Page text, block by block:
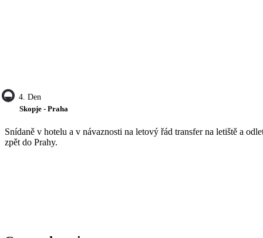
4. Den
Skopje - Praha
Snídaně v hotelu a v návaznosti na letový řád transfer na letiště a
zpět do Prahy.